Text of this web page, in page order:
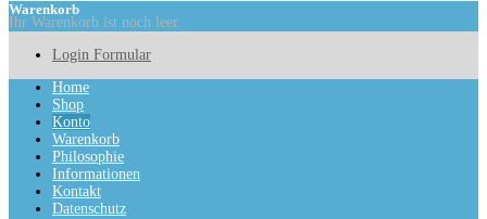
Warenkorb
Ihr Warenkorb ist noch leer.
Login Formular
Home
Shop
Konto
Warenkorb
Philosophie
Informationen
Kontakt
Datenschutz